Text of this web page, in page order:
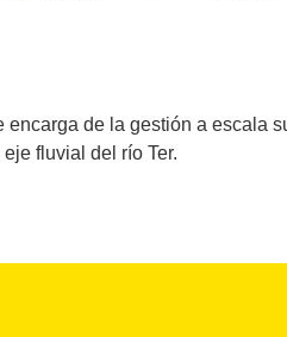
de la gestión a escala
fluvial del río Ter.